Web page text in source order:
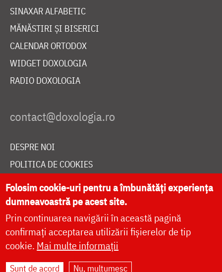
SINAXAR ALFABETIC
MĂNĂSTIRI ȘI BISERICI
CALENDAR ORTODOX
WIDGET DOXOLOGIA
RADIO DOXOLOGIA
DESPRE NOI
POLITICA DE COOKIES
DONEAZĂ ONLINE PENTRU CATEDRALA NAȚIONALĂ
LIVE
Site dezvoltat deDOXOLOGIA MEDIA
Folosim cookie-uri pentru a îmbunătăți experiența
dumneavoastră pe acest site.
Prin continuarea navigării în această pagină
confirmați acceptarea utilizării fișierelor de tip
cookie. Mai multe informații
Sunt de acord Nu, mulțumesc